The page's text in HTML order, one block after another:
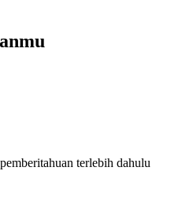
terlebih dahulu